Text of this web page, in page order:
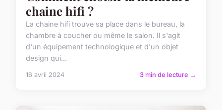
chaine hifi ?
La chaine hifi trouve sa place dans le bureau, la
chambre à coucher ou même le salon. Il s'agit
d'un équipement technologique et d'un objet
design qui...
16 avril 2024 3 min de lecture →